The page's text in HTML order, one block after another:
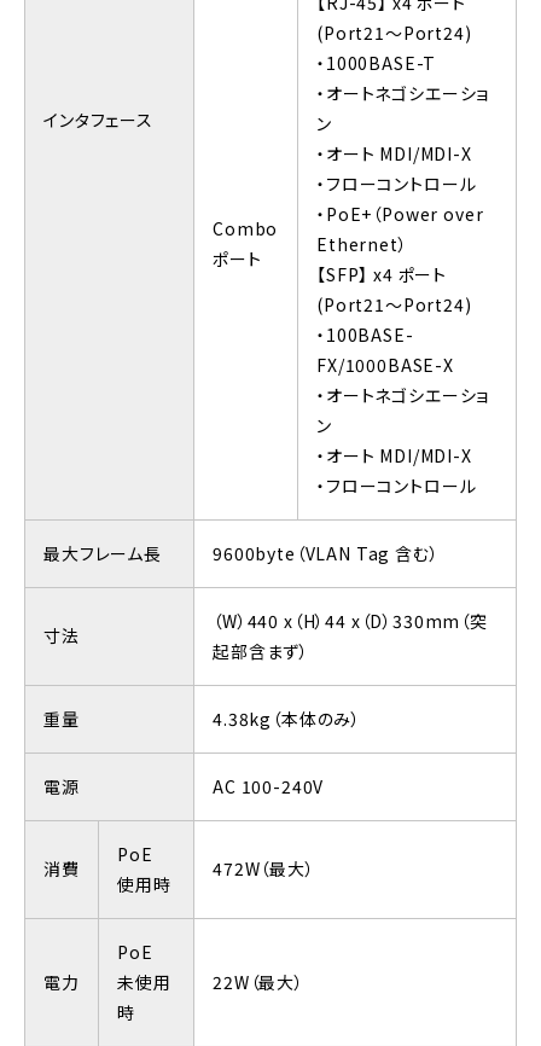
インタフェース
Combo
ポート
(Port21～Port24)
・1000BASE-T
・オートネゴシエーショ
ン
・オート MDI/MDI-X
・フローコントロール
・PoE+（Power over
Ethernet）
【SFP】 x4 ポート
(Port21～Port24)
・100BASE-
FX/1000BASE-X
・オートネゴシエーショ
ン
・オート MDI/MDI-X
・フローコントロール
最大フレーム長 9600byte（VLAN Tag 含む）
寸法
（W）440 x（H）44 x（D）330mm（突
起部含まず）
重量 4.38kg（本体のみ）
電源 AC 100-240V
消費
PoE
使用時
472W（最大）
電力
PoE
未使用
時
22W（最大）